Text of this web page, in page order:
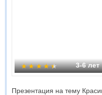
3-6 лет
Презентация на тему